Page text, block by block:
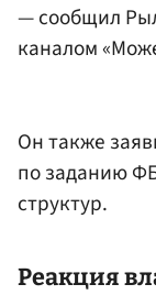
— сообщил
каналом
Он также
по заданию
структур.
Реакция